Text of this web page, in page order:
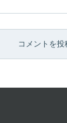
コメントを